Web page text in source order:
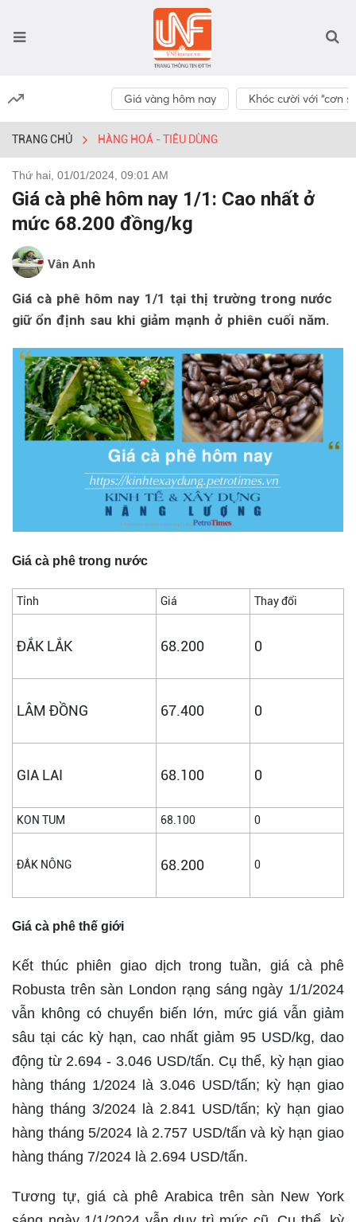
Giá vàng hôm nay Khóc cười với “cơn
TRANG CHỦ HÀNG HOÁ - TIÊU DÙNG
Thứ hai, 01/01/2024, 09:01 AM
Giá cà phê hôm nay 1/1: Cao nhất ở
mức 68.200 đồng/kg
Vân Anh
Giá cà phê hôm nay 1/1 tại thị trường trong nước
giữ ổn định sau khi giảm mạnh ở phiên cuối năm.
Giá cà phê trong nước
Tỉnh Giá Thay đổi
ĐẮK LẮK 68.200 0
LÂM ĐỒNG 67.400 0
GIA LAI 68.100 0
KON TUM 68.100 0
ĐẮK NÔNG 68.200 0
Giá cà phê thế giới
Kết thúc phiên giao dịch trong tuần, giá cà phê
Robusta trên sàn London rạng sáng ngày 1/1/2024
vẫn không có chuyển biến lớn, mức giá vẫn giảm
sâu tại các kỳ hạn, cao nhất giảm 95 USD/kg, dao
động từ 2.694 - 3.046 USD/tấn. Cụ thể, kỳ hạn giao
hàng tháng 1/2024 là 3.046 USD/tấn; kỳ hạn giao
hàng tháng 3/2024 là 2.841 USD/tấn; kỳ hạn giao
hàng tháng 5/2024 là 2.757 USD/tấn và kỳ hạn giao
hàng tháng 7/2024 là 2.694 USD/tấn.
Tương tự, giá cà phê Arabica trên sàn New York